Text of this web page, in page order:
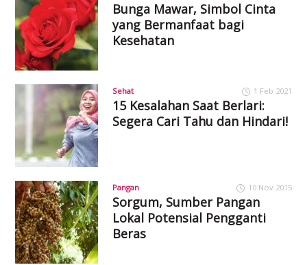
Bunga Mawar, Simbol Cinta
yang Bermanfaat bagi
Kesehatan
Sehat 1 Feb 2021
15 Kesalahan Saat Berlari:
Segera Cari Tahu dan Hindari!
Pangan 10 Nov 2015
Sorgum, Sumber Pangan
Lokal Potensial Pengganti
Beras